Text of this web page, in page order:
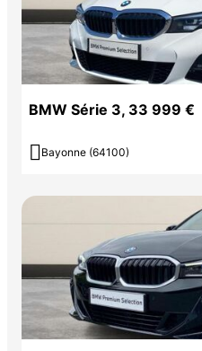
BMW Série 3, 33 999 €
 Bayonne (64100)